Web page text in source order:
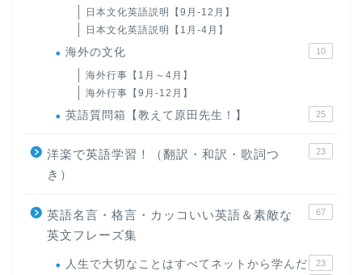
日本文化英語説明【9月-12月】
日本文化英語説明【1月-4月】
海外の文化 10
海外行事【1月～4月】
海外行事【9月-12月】
英語質問箱【教えて原田先生！】 25
洋楽で英語学習！（翻訳・和訳・歌詞つ
き）
23
英語名言・格言・カッコいい英語＆素敵な
英文フレーズ集
67
人生で大切なことはすべてネットから学んだ 23